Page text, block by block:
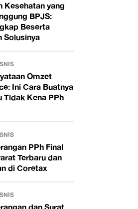
Kesehatan yang
BPJS:
Beserta
Solusinya
Omzet
Ini Cara Buatnya
Tidak Kena PPh
PPh Final
Terbaru dan
di Coretax